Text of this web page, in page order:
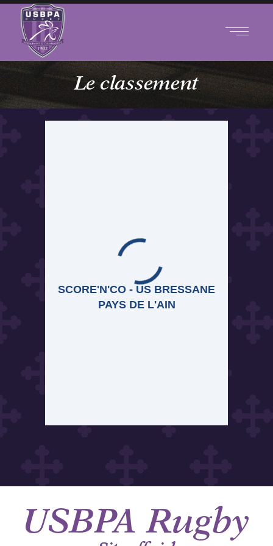
Le classement
SCORE'N'CO - US BRESSANE
PAYS DE L'AIN
USBPARugby